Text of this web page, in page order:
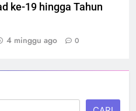
ke-19 hingga Tahun
4 minggu ago 0